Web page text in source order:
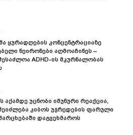
Ყურადღების Კონცენტრაციაზე
Ნეირონები Აღმოაჩინეს –
ADHD-Ის Მკურნალობას
Აქამდე Უცნობი Იმუნური Რეაქცია,
Კიბოს Უჯრედების Ფარული
Დაგვეხმაროს